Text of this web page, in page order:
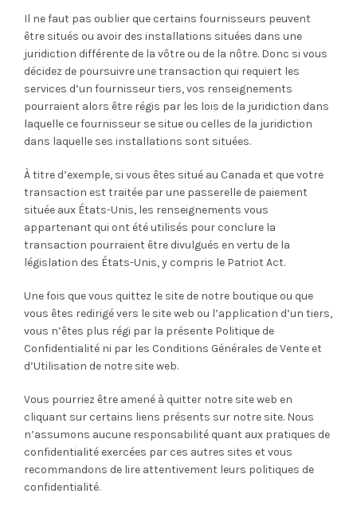
Il ne faut pas oublier que certains fournisseurs peuvent
être situés ou avoir des installations situées dans une
juridiction différente de la vôtre ou de la nôtre. Donc si vous
décidez de poursuivre une transaction qui requiert les
services d’un fournisseur tiers, vos renseignements
pourraient alors être régis par les lois de la juridiction dans
laquelle ce fournisseur se situe ou celles de la juridiction
dans laquelle ses installations sont situées.
À titre d’exemple, si vous êtes situé au Canada et que votre
transaction est traitée par une passerelle de paiement
située aux États-Unis, les renseignements vous
appartenant qui ont été utilisés pour conclure la
transaction pourraient être divulgués en vertu de la
législation des États-Unis, y compris le Patriot Act.
Une fois que vous quittez le site de notre boutique ou que
vous êtes redirigé vers le site web ou l’application d’un tiers,
vous n’êtes plus régi par la présente Politique de
Confidentialité ni par les Conditions Générales de Vente et
d’Utilisation de notre site web.
Vous pourriez être amené à quitter notre site web en
cliquant sur certains liens présents sur notre site. Nous
n’assumons aucune responsabilité quant aux pratiques de
confidentialité exercées par ces autres sites et vous
recommandons de lire attentivement leurs politiques de
confidentialité.